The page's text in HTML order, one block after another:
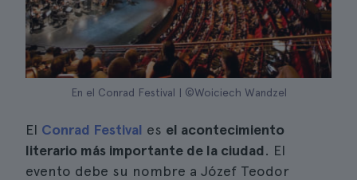
En el Conrad Festival | ©Woiciech Wandzel
El Conrad Festival es el acontecimiento
literario más importante de la ciudad. El
evento debe su nombre a Józef Teodor